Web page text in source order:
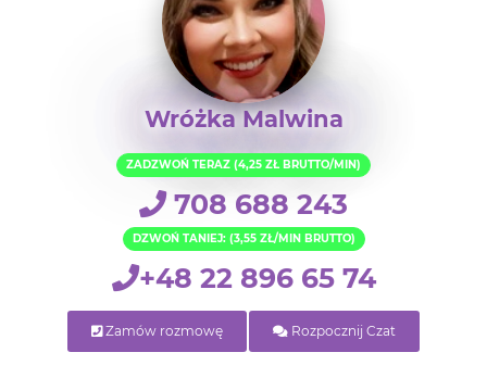
Wróżka Malwina
ZADZWOŃ TERAZ (4,25 ZŁ BRUTTO/MIN)
708 688 243
DZWOŃ TANIEJ: (3,55 ZŁ/MIN BRUTTO)
+48 22 896 65 74
Zamów rozmowę Rozpocznij Czat